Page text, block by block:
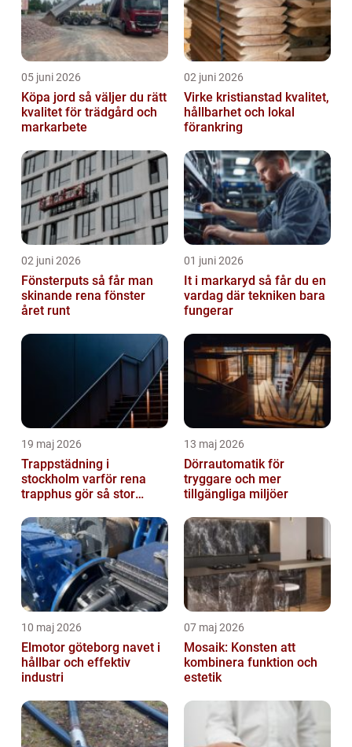
05 juni 2026
Köpa jord så väljer du rätt
kvalitet för trädgård och
markarbete
02 juni 2026
Virke kristianstad kvalitet,
hållbarhet och lokal
förankring
02 juni 2026
Fönsterputs så får man
skinande rena fönster
året runt
01 juni 2026
It i markaryd så får du en
vardag där tekniken bara
fungerar
19 maj 2026
Trappstädning i
stockholm varför rena
trapphus gör så stor
13 maj 2026
Dörrautomatik för
tryggare och mer
tillgängliga miljöer
10 maj 2026
Elmotor göteborg navet i
hållbar och effektiv
industri
07 maj 2026
Mosaik: Konsten att
kombinera funktion och
estetik